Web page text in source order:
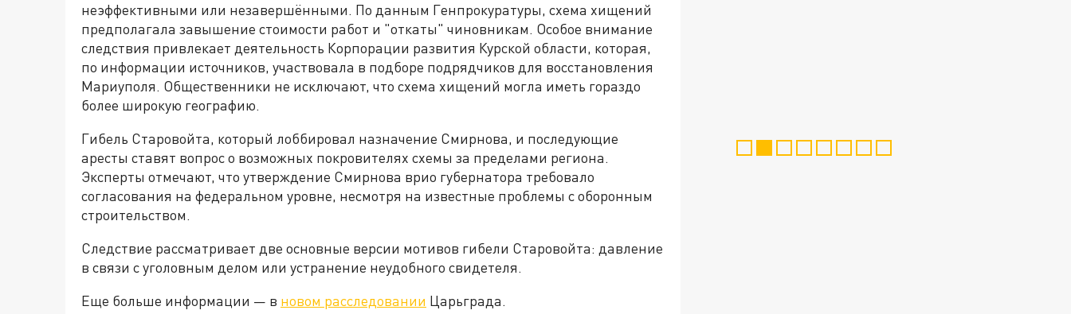
неэффективными или незавершёнными. По данным Генпрокуратуры, схема хищений
предполагала завышение стоимости работ и "откаты" чиновникам. Особое внимание
следствия привлекает деятельность Корпорации развития Курской области, которая,
по информации источников, участвовала в подборе подрядчиков для восстановления
Мариуполя. Общественники не исключают, что схема хищений могла иметь гораздо
более широкую географию.
Гибель Старовойта, который лоббировал назначение Смирнова, и последующие
аресты ставят вопрос о возможных покровителях схемы за пределами региона.
Эксперты отмечают, что утверждение Смирнова врио губернатора требовало
согласования на федеральном уровне, несмотря на известные проблемы с оборонным
строительством.
Следствие рассматривает две основные версии мотивов гибели Старовойта: давление
в связи с уголовным делом или устранение неудобного свидетеля.
Еще больше информации — в новом расследовании Царьграда.